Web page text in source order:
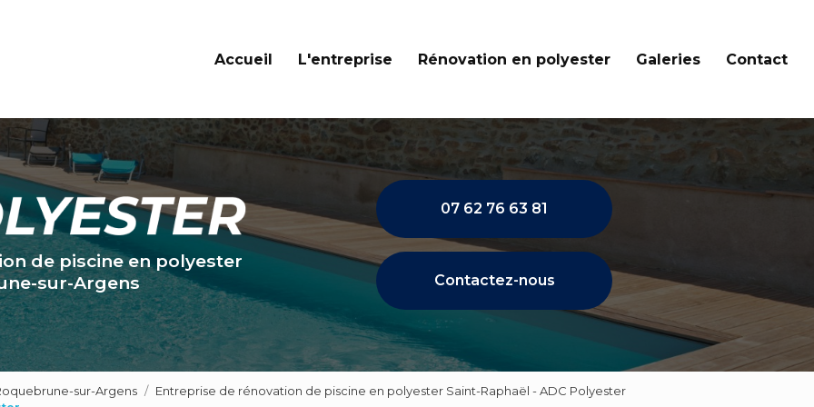
Accueil L'entreprise Rénovation en polyester Galeries Contact
de piscine en polyester
sur-Argens
07 62 76 63 81
Contactez-nous
sur-Argens
Entreprise de rénovation de piscine en polyester Saint-Raphaël - ADC Polyester